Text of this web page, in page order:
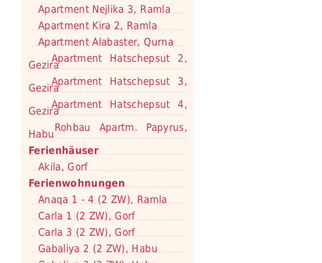
Apartment Nejlika 3, Ramla
Apartment Kira 2, Ramla
Apartment Alabaster, Qurna
Apartment Hatschepsut 2,
Gezira
Apartment Hatschepsut 3,
Gezira
Apartment Hatschepsut 4,
Gezira
Rohbau Apartm. Papyrus,
Habu
Ferienhäuser
Akila, Gorf
Ferienwohnungen
Anaqa 1 - 4 (2 ZW), Ramla
Carla 1 (2 ZW), Gorf
Carla 3 (2 ZW), Gorf
Gabaliya 2 (2 ZW), Habu